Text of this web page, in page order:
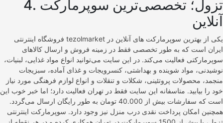
4. تزول؛ تخصصی‌ترین سوپرمارکت
آنلاین
فروشگاه اینترنتی tezolmarket یکی از بهترین سوپرمارکت های آنلاین در
ایران است که به طور تخصصی فقط در زمینه فروش و ارسال کالاهای
سوپرمارکتی فعالیت می‌کند. در این سایت می‌توانید انواع مواد غذایی، لبنیات،
نوشیدنی، مواد شوینده و بهداشتی، کنسرویجات و غذای آماده، سبزیجات
منجمد، محصولات پروتئینی، شکلات و تنقلات و انواع لوازم فرهنگی مورد نیاز
خود را بیابید. متاسفانه این سایت فقط در تهران فعالیت دارد؛ اما خبر خوب این
است که سفارشات بیش از 40.000 تومان به طور رایگان ارسال می‌گردد.
همچنین امکان پرداخت نقدی درب منزل نیز وجود دارد. سوپرمارکت اینترنتی